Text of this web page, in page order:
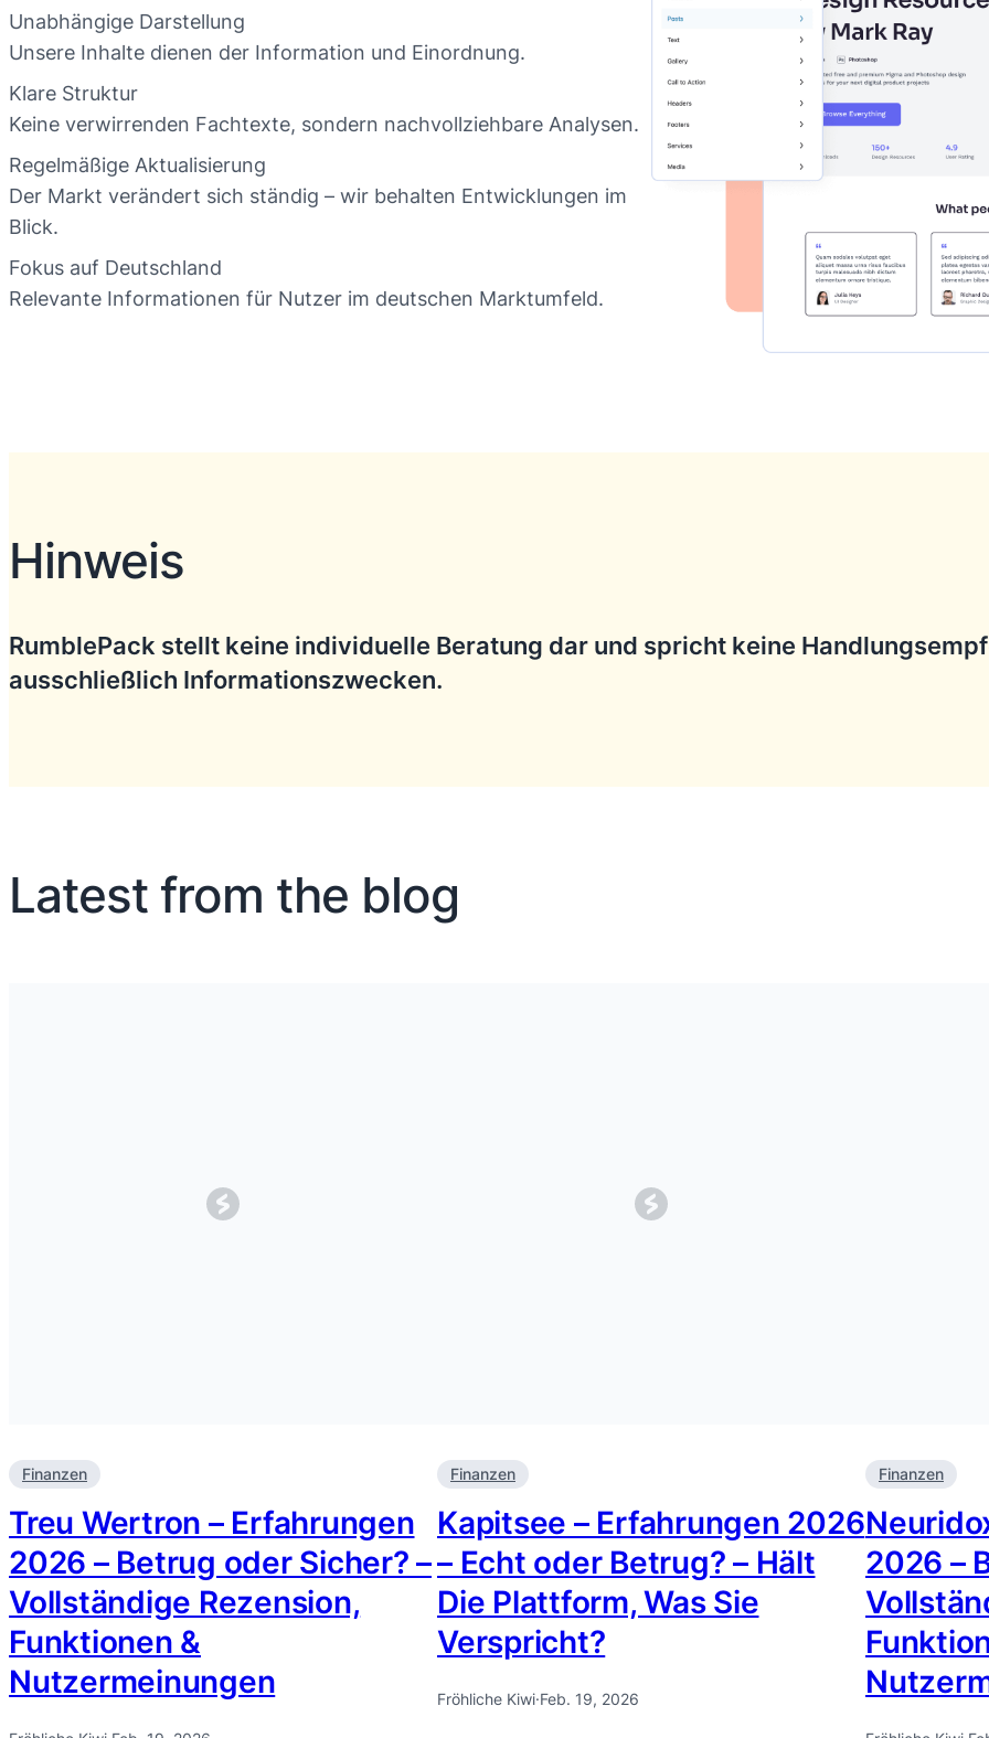
Unabhängige Darstellung
Unsere Inhalte dienen der Information und Einordnung.
Klare Struktur
Keine verwirrenden Fachtexte, sondern nachvollziehbare Analysen.
Regelmäßige Aktualisierung
Der Markt verändert sich ständig – wir behalten Entwicklungen im
Blick.
Fokus auf Deutschland
Relevante Informationen für Nutzer im deutschen Marktumfeld.
Hinweis
RumblePack stellt keine individuelle Beratung dar und spricht keine
ausschließlich Informationszwecken.
Latest from the blog
Finanzen
Treu Wertron – Erfahrungen
2026 – Betrug oder Sicher? –
Vollständige Rezension,
Funktionen &
Nutzermeinungen
Finanzen
Kapitsee – Erfahrungen 2026
– Echt oder Betrug? – Hält
Die Plattform, Was Sie
Verspricht?
Fröhliche Kiwi·Feb. 19, 2026
Finanzen
2026 –